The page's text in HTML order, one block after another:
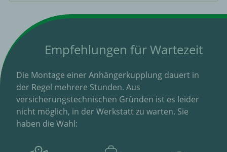
Empfehlungen für Wartezeit
Die Montage einer Anhängerkupplung dauert in
der Regel mehrere Stunden. Aus
versicherungstechnischen Gründen ist es leider
nicht möglich, in der Werkstatt zu warten. Sie
haben die Wahl: